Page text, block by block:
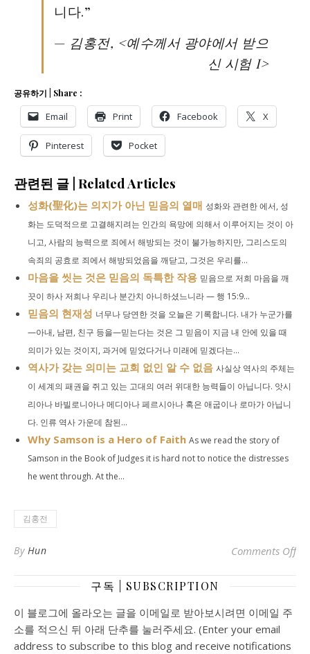
니다.”
— 김홍전, <예수께서 광야에서 받으
신 시험 I>
공유하기 | Share :
Email Print Facebook X
Pinterest Pocket
관련된 글 | Related Articles
성화(聖化)는 의지가 아닌 믿음의 열매 성화와 관련한 에서, 성
화는 도덕적으로 고결해지려는 인간의 욕망에 의해서 이루어지는 것이 아
니고, 사람의 능력으로 죄에서 해방되는 것이 불가능하지만, 그리스도의
속죄의 공효로 죄에서 해방되었음을 깨닫고, 그것은 우리를...
마음을 씻는 것은 믿음의 독특한 작용 믿음으로 저희 마음을 깨
끗이 하사 저희나 우리나 분간치 아니하셨느니라 — 행 15:9...
믿음의 현재성 너무나 당연한 것을 오늘은 기록합니다. 내가 누군가를
—아내, 남편, 친구 등을—믿는다는 것은 그 믿음이 지금 내 안에 있을 때
의미가 있는 것이지, 과거에 믿었다거나 미래에 믿겠다는...
역사가 갖는 의미는 교회 없인 알 수 없음 사실상 역사의 주체는
이 세계의 패권을 쥐고 있는 고대의 여러 위대한 능력들이 아닙니다. 앗시
리아나 바빌로니아나 메디아나 페르시아나 혹은 애굽이나 로마가 아닙니
다. 인류 역사 가운데 참된...
Why Samson is a Hero of Faith As we read the story of
Samson in the Book of Judges it is hard not to notice the distresses
he went through. At the...
김홍전
By Hun Comments Offon
구독 | SUBSCRIPTION
이 블로그에 올라오는 글을 이메일로 받아보시려면 이메일 주
소를 적으신 뒤 아래 단추를 눌러주세요. (Enter your email
address to subscribe to this blog and receive notifications